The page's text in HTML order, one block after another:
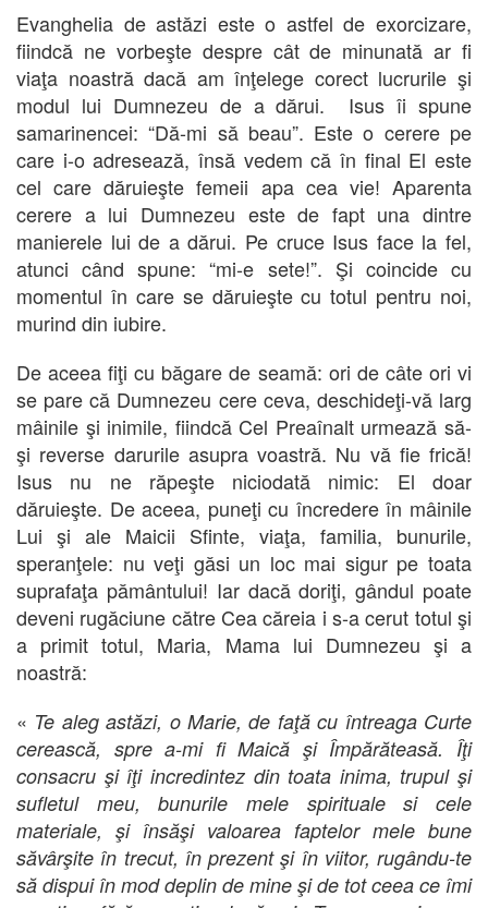
Evanghelia de astăzi este o astfel de exorcizare,
fiindcă ne vorbeşte despre cât de minunată ar fi
viaţa noastră dacă am înţelege corect lucrurile şi
modul lui Dumnezeu de a dărui. Isus îi spune
samarinencei: “Dă-mi să beau”. Este o cerere pe
care i-o adresează, însă vedem că în final El este
cel care dăruieşte femeii apa cea vie! Aparenta
cerere a lui Dumnezeu este de fapt una dintre
manierele lui de a dărui. Pe cruce Isus face la fel,
atunci când spune: “mi-e sete!”. Şi coincide cu
momentul în care se dăruieşte cu totul pentru noi,
murind din iubire.
De aceea fiţi cu băgare de seamă: ori de câte ori vi
se pare că Dumnezeu cere ceva, deschideţi-vă larg
mâinile şi inimile, fiindcă Cel Preaînalt urmează să-
şi reverse darurile asupra voastră. Nu vă fie frică!
Isus nu ne răpeşte niciodată nimic: El doar
dăruieşte. De aceea, puneţi cu încredere în mâinile
Lui şi ale Maicii Sfinte, viaţa, familia, bunurile,
speranţele: nu veţi găsi un loc mai sigur pe toata
suprafaţa pământului! Iar dacă doriţi, gândul poate
deveni rugăciune către Cea căreia i s-a cerut totul şi
a primit totul, Maria, Mama lui Dumnezeu şi a
noastră:
« Te aleg astăzi, o Marie, de faţă cu întreaga Curte
cerească, spre a-mi fi Maică şi Împărăteasă. Îţi
consacru şi îţi incredintez din toata inima, trupul şi
sufletul meu, bunurile mele spirituale si cele
materiale, şi însăşi valoarea faptelor mele bune
săvârşite în trecut, în prezent şi în viitor, rugându-te
să dispui în mod deplin de mine şi de tot ceea ce îmi